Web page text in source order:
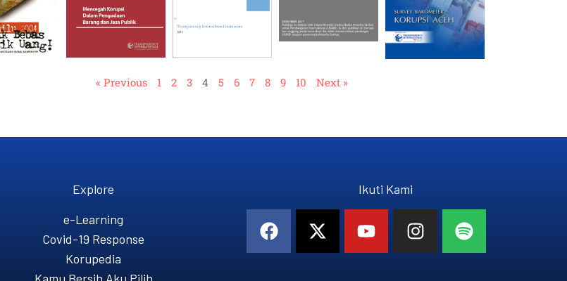
« Previous 1 2 3 4 5 6 7 8 9 10 Next »
Explore
e-Learning
Covid-19 Response
Korupedia
Ikuti Kami